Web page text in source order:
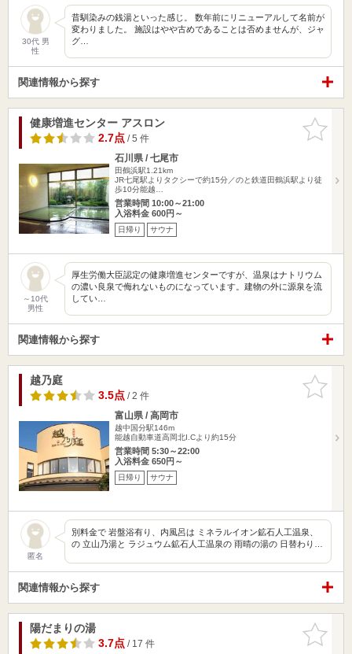
30代 男
性
昔馴染みの銭湯といった感じ。 数年前にリニューアルして名前が
変わりました。 施設はやや古めであることは否めませんが、ジャ
グ…
関連情報から探す
お気に入
りに追加
健康増進センター アスロン
2.7点/ 5 件
石川県 / 七尾市
田鶴浜駅1.21km
JR七尾駅よりタクシーで約15分／のと鉄道田鶴浜駅より徒
歩10分能越…
営業時間 10:00～21:00
入浴料金 600円～
日帰り サウナ
～10代
男性
厚生労働大臣認定の健康増進センターですが、温泉はナトリウム
の濃い良泉で侮れないものになっています。建物の外に源泉を流
してい…
関連情報から探す
お気に入
りに追加
越乃庭
3.5点/ 2 件
富山県 / 高岡市
越中国分駅146m
能越自動車道高岡北I.Cより約15分
営業時間 5:30～22:00
入浴料金 650円～
日帰り サウナ
匿名
別料金で 岩盤浴有り、内風呂は ミネラルイオン鉱石人工温泉、
の 立山乃湯と ラジュウム鉱石人工温泉の 雨晴の湯の 日替わり…
関連情報から探す
お気に入
りに追加
陽だまりの湯
3.7点/ 17 件